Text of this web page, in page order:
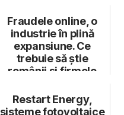
Fraudele online, o
industrie în plină
expansiune. Ce
trebuie să știe
românii și firmele
Restart Energy,
sisteme fotovoltaice